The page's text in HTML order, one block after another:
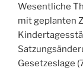
Wesentliche
mit geplanten
Gesetzeslage